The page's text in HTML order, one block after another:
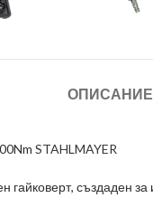
ОПИСАНИЕ
STAHLMAYER
създаден